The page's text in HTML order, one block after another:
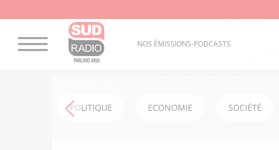
NOS ÉMISSIONS-PODCASTS
POLITIQUE ECONOMIE SOCIÉTÉ